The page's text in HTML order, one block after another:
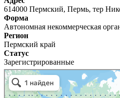
614000 Пермский, Пермь, тер
Форма
Автономная некоммерческая
Регион
Пермский край
Статус
Зарегистрированные